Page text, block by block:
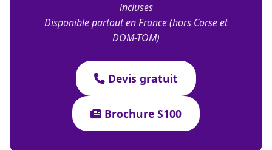
incluses
Disponible partout en France (hors Corse et
DOM-TOM)
Devis gratuit
Brochure S100